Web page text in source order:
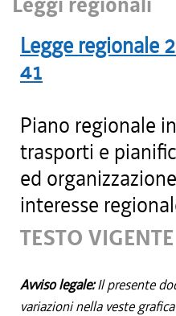
Legge regionale
41
Piano regionale
trasporti e
ed
interesse
TESTO VIGENTE
Avviso legale:Il presente
variazioni nella veste